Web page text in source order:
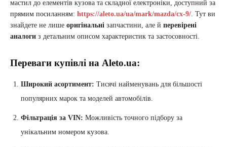
мастил до елементів кузова та складної електроніки, доступний за
прямим посиланням: https://aleto.ua/ua/mark/mazda/cx-9/. Тут ви
знайдете не лише оригінальні запчастини, але й перевірені
аналоги з детальним описом характеристик та застосовності.
Переваги купівлі на Aleto.ua:
Широкий асортимент: Тисячі найменувань для більшості
популярних марок та моделей автомобілів.
Фільтрація за VIN: Можливість точного підбору за
унікальним номером кузова.